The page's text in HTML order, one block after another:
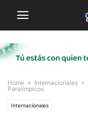
Home Internacionales
Paralímpicos
Internacionales